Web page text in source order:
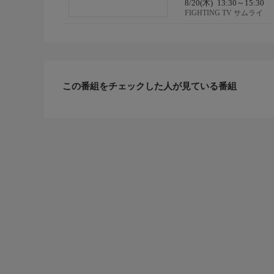
8/20(木) 13:30～15:30
FIGHTING TV サムライ
この番組をチェックした人が見ている番組